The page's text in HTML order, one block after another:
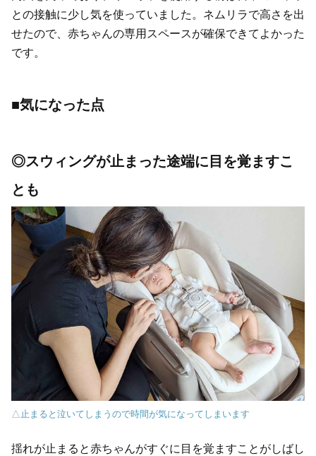
との接触に少し気を使っていました。ネムリラで高さを出
せたので、赤ちゃんの専用スペースが確保できてよかった
です。
■気になった点
◎スウィングが止まった途端に目を覚ますこ
とも
△止まると泣いてしまうので時間が気になってしまいます
揺れが止まると赤ちゃんがすぐに目を覚ますことがしばし